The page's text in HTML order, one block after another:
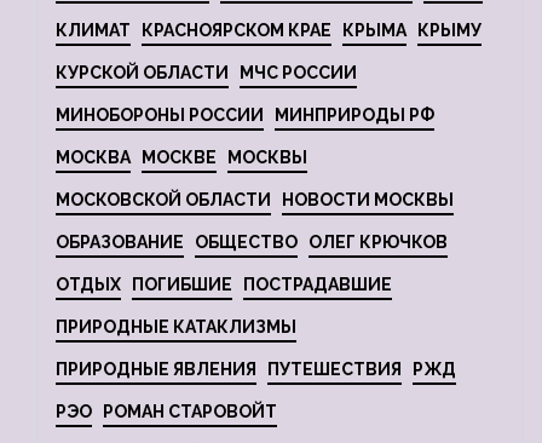
КЛИМАТ КРАСНОЯРСКОМ КРАЕ КРЫМА КРЫМУ
КУРСКОЙ ОБЛАСТИ МЧС РОССИИ
МИНОБОРОНЫ РОССИИ МИНПРИРОДЫ РФ
МОСКВА МОСКВЕ МОСКВЫ
МОСКОВСКОЙ ОБЛАСТИ НОВОСТИ МОСКВЫ
ОБРАЗОВАНИЕ ОБЩЕСТВО ОЛЕГ КРЮЧКОВ
ОТДЫХ ПОГИБШИЕ ПОСТРАДАВШИЕ
ПРИРОДНЫЕ КАТАКЛИЗМЫ
ПРИРОДНЫЕ ЯВЛЕНИЯ ПУТЕШЕСТВИЯ РЖД
РЭО РОМАН СТАРОВОЙТ